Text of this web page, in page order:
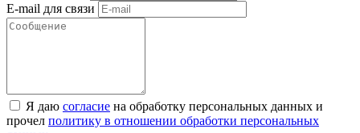
E-mail для связи
Я даю согласие на обработку персональных данных и
прочел политику в отношении обработки персональных